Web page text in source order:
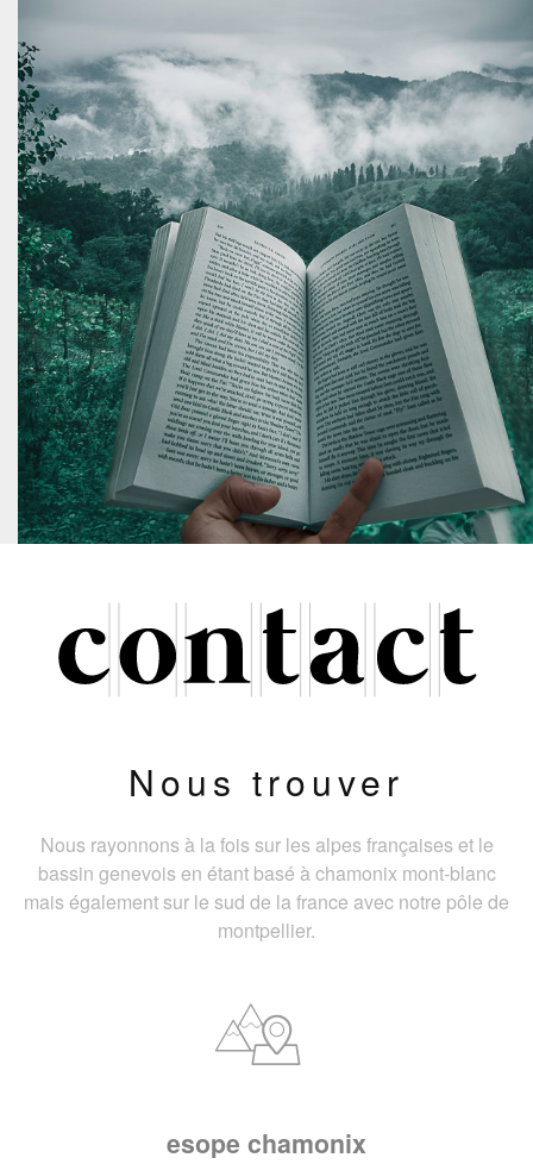
Nous trouver
Nous rayonnons à la fois sur les alpes françaises et le
bassin genevois en étant basé à chamonix mont-blanc
mais également sur le sud de la france avec notre pôle de
montpellier.
esope chamonix